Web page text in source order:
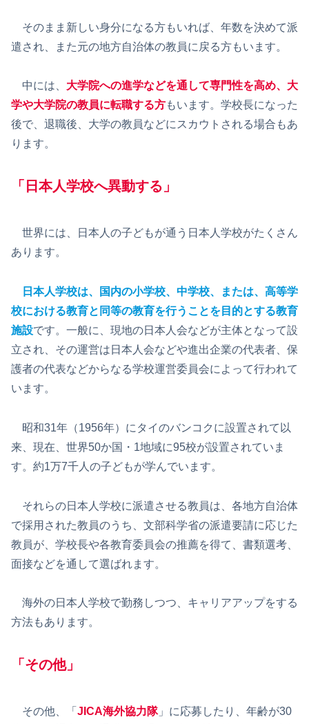
そのまま新しい身分になる方もいれば、年数を決めて派
遣され、また元の地方自治体の教員に戻る方もいます。
中には、 大学院への進学などを通して専門性を高め、大
学や大学院の教員に転職する方もいます。学校長になった
後で、退職後、大学の教員などにスカウトされる場合もあ
ります。
「日本人学校へ異動する」
世界には、日本人の子どもが通う日本人学校がたくさん
あります。
日本人学校は、国内の小学校、中学校、または、高等学
校における教育と同等の教育を行うことを目的とする教育
施設です。一般に、現地の日本人会などが主体となって設
立され、その運営は日本人会などや進出企業の代表者、保
護者の代表などからなる学校運営委員会によって行われて
います。
昭和31年（1956年）にタイのバンコクに設置されて以
来、現在、世界50か国・1地域に95校が設置されていま
す。約1万7千人の子どもが学んでいます。
それらの日本人学校に派遣させる教員は、各地方自治体
で採用された教員のうち、文部科学省の派遣要請に応じた
教員が、学校長や各教育委員会の推薦を得て、書類選考、
面接などを通して選ばれます。
海外の日本人学校で勤務しつつ、キャリアアップをする
方法もあります。
「その他」
その他、「 JICA海外協力隊」に応募したり、年齢が30